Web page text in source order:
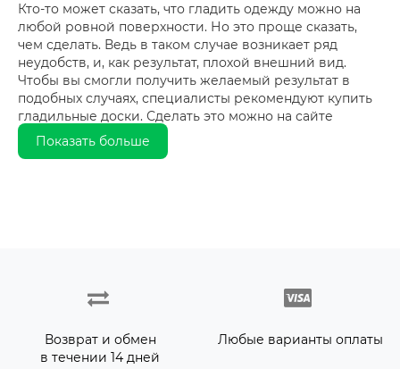
Кто-то может сказать, что гладить одежду можно на
любой ровной поверхности. Но это проще сказать,
чем сделать. Ведь в таком случае возникает ряд
неудобств, и, как результат, плохой внешний вид.
Чтобы вы смогли получить желаемый результат в
подобных случаях, специалисты рекомендуют купить
гладильные доски. Сделать это можно на сайте
интернет-магазина Unit.
Гладильная доска: что это
разнообразные по форме и конструкции. Стандартное
изделие состоит из двух основных частей. Первая
осуществляется глажка. Вторая — складные ножки,
зафиксированы на шарнирах.
Показать больше
Возврат и обмен
в течении 14 дней
Любые варианты оплаты